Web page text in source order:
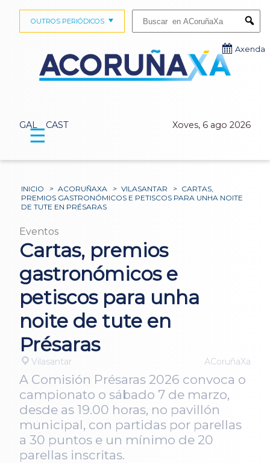
GAL CAST Xoves, 6 ago 2026
OUTROS PERIÓDICOS
Axenda
☰
INICIO > ACORUÑAXA > VILASANTAR > CARTAS,
PREMIOS GASTRONÓMICOS E PETISCOS PARA UNHA NOITE
DE TUTE EN PRÉSARAS
Eventos
Cartas, premios
gastronómicos e
petiscos para unha
noite de tute en
Présaras
Vilasantar ACoruñaXa
A Comisión Présaras 2026 convoca o
campionato o sábado 7 de marzo,
desde as 19.00 horas, no pavillón
municipal, con partidas por parellas
a 30 puntos e un mínimo de 20
parellas inscritas.